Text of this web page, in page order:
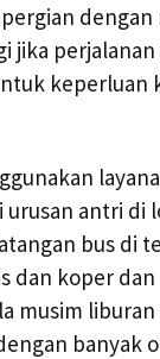
jika perjalanan
keperluan
urusan antri di
bus di
dan koper
musim
banyak